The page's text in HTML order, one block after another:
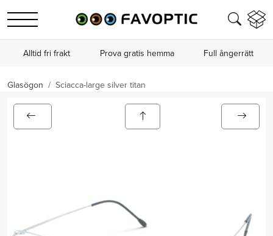
Alltid fri frakt Prova gratis hemma Full ångerrätt
Glasögon Sciacca-large silver titan